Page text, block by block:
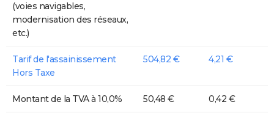
(voies navigables,
modernisation des réseaux,
etc.)
Tarif de l'assainissement
Hors Taxe
504,82 € 4,21 €
Montant de la TVA à 10,0% 50,48 € 0,42 €